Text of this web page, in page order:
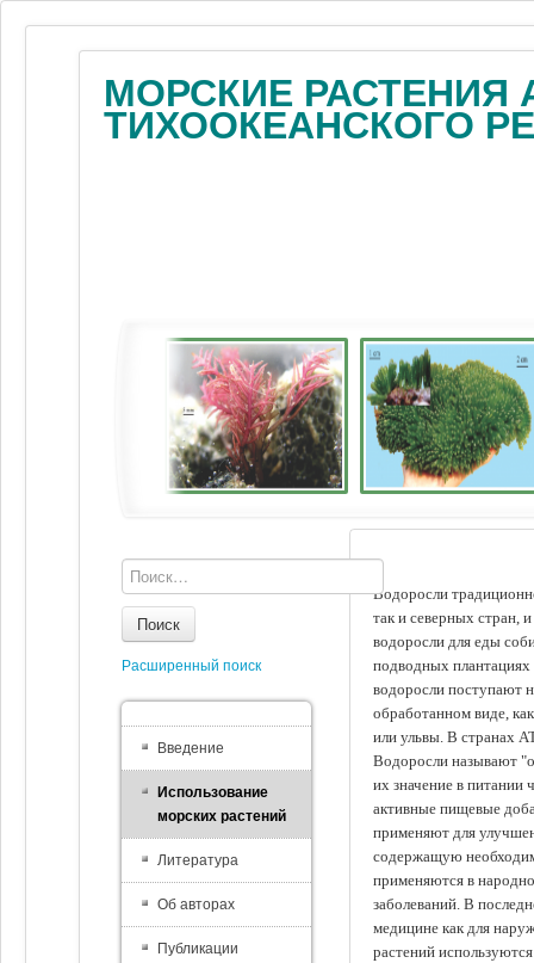
МОРСКИЕ РАСТЕНИЯ
ТИХООКЕАНСКОГО
Водоросли
так и северных стран,
водоросли для еды
подводных
водоросли поступают
обработанном виде,
или ульвы. В странах
Водоросли называют
их значение в питании
активные пищевые
применяют для
содержащую
применяются в
заболеваний. В
медицине как для
растений
Поиск
Расширенный поиск
Введение
Использование
морских растений
Литература
Об авторах
Публикации